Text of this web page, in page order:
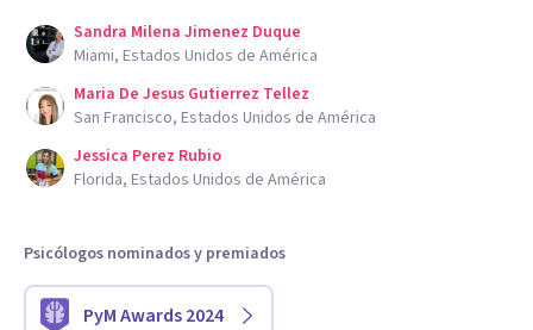
Sandra Milena Jimenez Duque
Miami, Estados Unidos de América
Maria De Jesus Gutierrez Tellez
San Francisco, Estados Unidos de América
Jessica Perez Rubio
Florida, Estados Unidos de América
Psicólogos nominados y premiados
PyM Awards 2024